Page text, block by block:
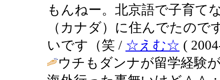
もんねー。北京語で子育て
（カナダ）に住んでたの
いです（笑 / ☆えむ☆ (
ウチもダンナが留学経験